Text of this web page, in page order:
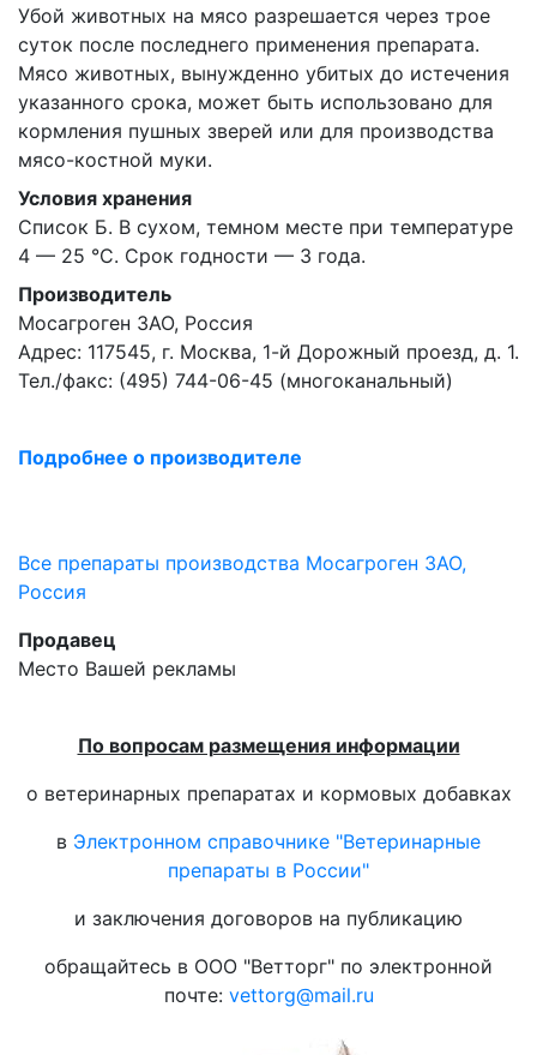
Убой животных на мясо разрешается через трое
суток после последнего применения препарата.
Мясо животных, вынужденно убитых до истечения
указанного срока, может быть использовано для
кормления пушных зверей или для производства
мясо-костной муки.
Условия хранения
Список Б. В сухом, темном месте при температуре
4 — 25 °С. Срок годности — 3 года.
Производитель
Мосагроген ЗАО, Россия
Адрес: 117545, г. Москва, 1-й Дорожный проезд, д. 1.
Тел./факс: (495) 744-06-45 (многоканальный)
Подробнее о производителе
Все препараты производства Мосагроген ЗАО,
Россия
Продавец
Место Вашей рекламы
По вопросам размещения информации
о ветеринарных препаратах и кормовых добавках
в Электронном справочнике "Ветеринарные
препараты в России"
и заключения договоров на публикацию
обращайтесь в ООО "Ветторг" по электронной
почте: vettorg@mail.ru